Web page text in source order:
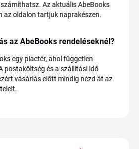
Az aktuális AbeBooks
az oldalon tartjuk naprakészen.
az AbeBooks rendeléseknél?
egy piactér, ahol független
postaköltség és a szállítási idő
vásárlás előtt mindig nézd át az